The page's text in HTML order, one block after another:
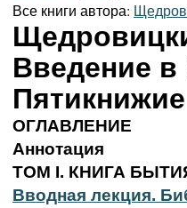
Все книги автора:
Введение в
ОГЛАВЛЕНИЕ
Аннотация
ТОМ I. КНИГА
Вводная лекция.